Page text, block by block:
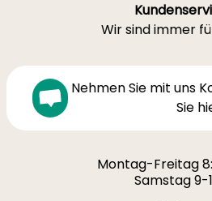
Wir sind immer
Nehmen Sie mit uns
Sie
Montag-Freitag
Samstag 9-